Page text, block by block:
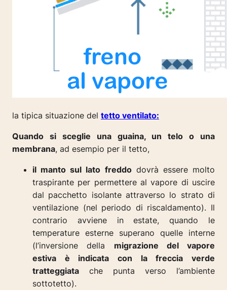
la tipica situazione del tetto ventilato:
Quando si sceglie una guaina, un telo o una
membrana, ad esempio per il tetto,
il manto sul lato freddodovrà essere molto
traspirante per permettere al vapore di uscire
dal pacchetto isolante attraverso lo strato di
ventilazione (nel periodo di riscaldamento). Il
contrario avviene in estate, quando le
temperature esterne superano quelle interne
(l’inversione della migrazione del vapore
estiva è indicata con la freccia verde
tratteggiata che punta verso l’ambiente
sottotetto).